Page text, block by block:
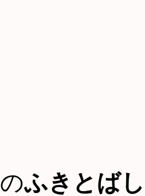
のふきとばし